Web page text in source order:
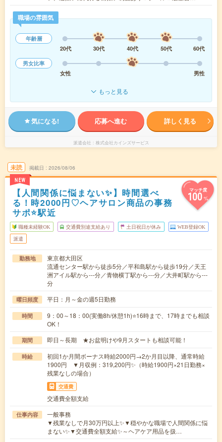
職場の雰囲気
年齢層
20代
30代 40代 50代
60代
男女比率
女性
男性
もっと見る
気になる! 応募へ進む 詳しく見る
派遣会社 株式会社カインズサービス
未読
NEW
掲載日 2026/08/06
マッチ度
100%
【人間関係に悩まない✨】時間選べ
る！時2000円♡ヘアサロン商品の事務
サポ⭐駅近
職種未経験OK 交通費別途支給あり 土日祝日が休み WEB登録OK
派遣
勤務地
東京都大田区
流通センター駅から徒歩5分／平和島駅から徒歩19分／天王
洲アイル駅から---分／青物横丁駅から---分／大井町駅から---
分
曜日頻度 平日：月～金の週5日勤務
時間
9：00～18：00(実働8h/休憩1h)⭐16時まで、17時までも相談
OK！
期間 即日～長期 ★お盆明けや9月スタートも相談可能！
時給
初回1か月間ボーナス時給2000円→2か月目以降、通常時給
1900円 ▼月収例：319,200円✨（時給1900円×21日勤務×
残業なしの場合）
交通費
交通費全額支給
仕事内容
一般事務
▼残業なしで月30万円以上✨▼穏やかな職場で人間関係に悩
まない✨▼交通費全額支給✨～ヘアケア用品を扱…